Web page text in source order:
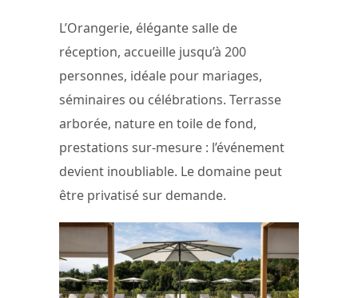
L’Orangerie, élégante salle de
réception, accueille jusqu’à 200
personnes, idéale pour mariages,
séminaires ou célébrations. Terrasse
arborée, nature en toile de fond,
prestations sur-mesure : l’événement
devient inoubliable. Le domaine peut
être privatisé sur demande.